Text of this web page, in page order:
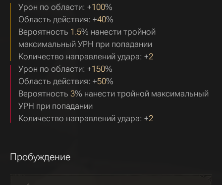
Урон по области: +100%
Область действия: +40%
Вероятность 1.5% нанести тройной
максимальный УРН при попадании
Количество направлений удара: +2
Урон по области: +150%
Область действия: +50%
Вероятность 3% нанести тройной максимальный
УРН при попадании
Количество направлений удара: +2
Пробуждение